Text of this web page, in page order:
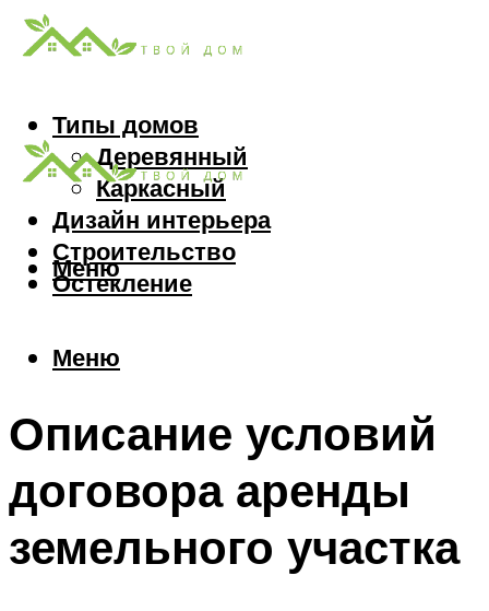
Типы домов
Деревянный
Каркасный
Дизайн интерьера
Строительство
Остекление
Меню
Меню
Описание условий
договора аренды
земельного участка